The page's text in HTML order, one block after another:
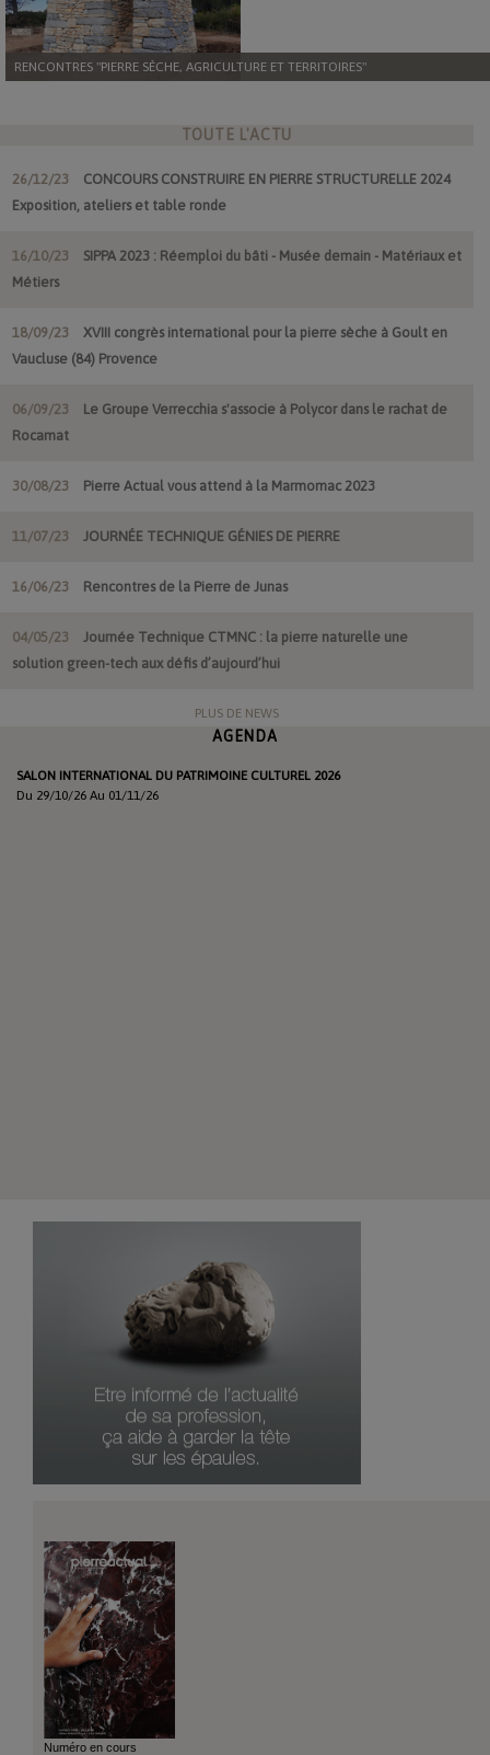
RENCONTRES "PIERRE SÈCHE, AGRICULTURE ET TERRITOIRES"
TOUTE L'ACTU
26/12/23
CONCOURS CONSTRUIRE EN PIERRE STRUCTURELLE 2024
Exposition, ateliers et table ronde
16/10/23
SIPPA 2023 : Réemploi du bâti - Musée demain - Matériaux et
Métiers
18/09/23
XVIII congrès international pour la pierre sèche à Goult en
Vaucluse (84) Provence
06/09/23
Le Groupe Verrecchia s'associe à Polycor dans le rachat de
Rocamat
30/08/23 Pierre Actual vous attend à la Marmomac 2023
11/07/23 JOURNÉE TECHNIQUE GÉNIES DE PIERRE
16/06/23 Rencontres de la Pierre de Junas
04/05/23
Journée Technique CTMNC : la pierre naturelle une
solution green-tech aux défis d’aujourd’hui
PLUS DE NEWS
AGENDA
SALON INTERNATIONAL DU PATRIMOINE CULTUREL 2026
Du 29/10/26 Au 01/11/26
Numéro en cours